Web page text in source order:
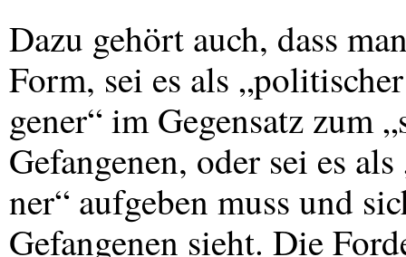
Dazu gehört auch, dass
Form, sei es als
gener“ im Gegensatz zum
Gefangenen, oder sei es
ner“ aufgeben muss und
Gefangenen sieht. Die